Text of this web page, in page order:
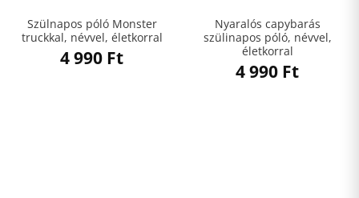
Szülnapos póló Monster
truckkal, névvel, életkorral
4 990 Ft
Nyaralós capybarás
szülinapos póló, névvel,
életkorral
4 990 Ft